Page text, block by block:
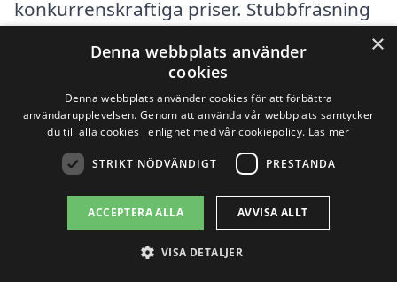
konkurrenskraftiga priser. Stubbfräsning
är en viktig tjänst för dem som vill ta bort
trädstubbar och förbättra sin trädgård
eller fastighet. Genom att använda en
specialiserad plattform kan du enkelt få
kontakt med professionella aktörer som
erbjuder stubbfräsning.
Det finns flera städer nära Ockelbo där du
×
Denna webbplats använder
cookies
Denna webbplats använder cookies för att förbättra
användarupplevelsen. Genom att använda vår webbplats samtycker
du till alla cookies i enlighet med vår cookiepolicy. Läs mer
STRIKT NÖDVÄNDIGT PRESTANDA
ACCEPTERA ALLA AVVISA ALLT
VISA DETALJER